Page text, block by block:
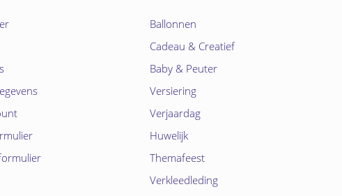
Ballonnen
Cadeau & Creatief
Baby & Peuter
Versiering
Verjaardag
Huwelijk
Themafeest
Verkleedleding